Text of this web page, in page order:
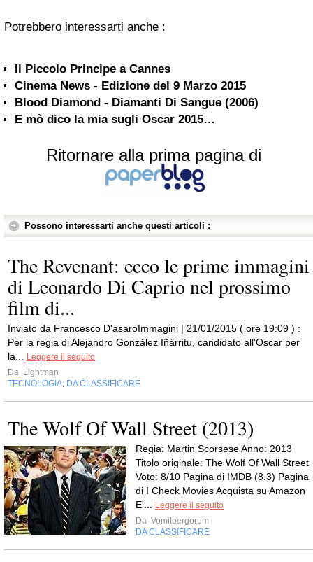
Potrebbero interessarti anche :
Il Piccolo Principe a Cannes
Cinema News - Edizione del 9 Marzo 2015
Blood Diamond - Diamanti Di Sangue (2006)
E mò dico la mia sugli Oscar 2015…
Ritornare alla prima pagina di
Possono interessarti anche questi articoli :
The Revenant: ecco le prime immagini
di Leonardo Di Caprio nel prossimo
film di...
Inviato da Francesco D'asaroImmagini | 21/01/2015 ( ore 19:09 ) :
Per la regia di Alejandro González Iñárritu, candidato all'Oscar per
la...
Leggere il seguito
Da Lightman
TECNOLOGIA DA CLASSIFICARE
The Wolf Of Wall Street (2013)
Regia: Martin Scorsese Anno: 2013
Titolo originale: The Wolf Of Wall Street
Voto: 8/10 Pagina di IMDB (8.3) Pagina
di I Check Movies Acquista su Amazon
E'...
Leggere il seguito
Da Vomitoergorum
DA CLASSIFICARE